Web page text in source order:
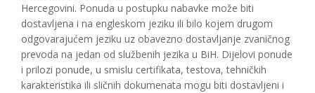
Hercegovini. Ponuda u postupku nabavke može biti
dostavljena i na engleskom jeziku ili bilo kojem drugom
odgovarajućem jeziku uz obavezno dostavljanje zvaničnog
prevoda na jedan od službenih jezika u BiH. Dijelovi ponude
i prilozi ponude, u smislu certifikata, testova, tehničkih
karakteristika ili sličnih dokumenata mogu biti dostavljeni i